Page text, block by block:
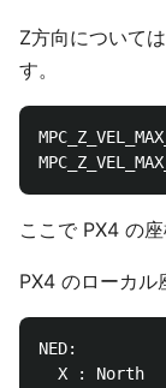
Z方向について
す。
ここで PX4 の
PX4 のローカル
NED:
  X : North